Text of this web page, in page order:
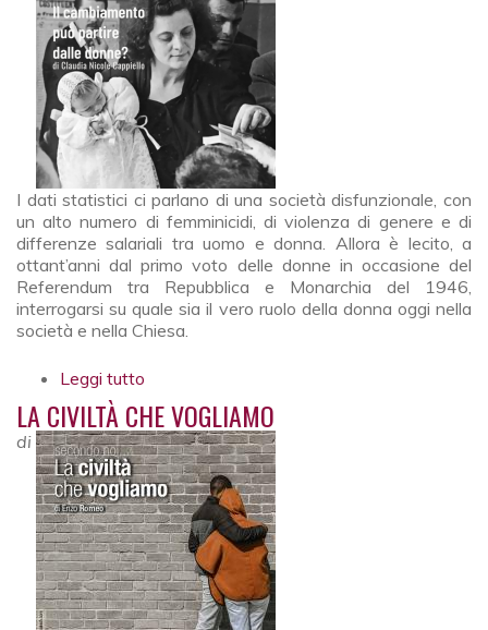
I dati statistici ci parlano di una società disfunzionale, con
un alto numero di femminicidi, di violenza di genere e di
differenze salariali tra uomo e donna. Allora è lecito, a
ottant’anni dal primo voto delle donne in occasione del
Referendum tra Repubblica e Monarchia del 1946,
interrogarsi su quale sia il vero ruolo della donna oggi nella
società e nella Chiesa.
Leggi tutto
LA CIVILTÀ CHE VOGLIAMO
di